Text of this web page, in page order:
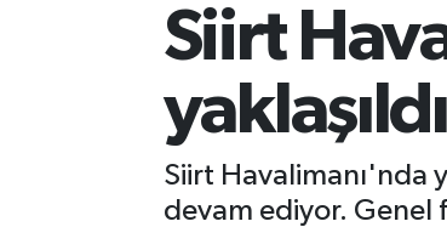
Siirt
yaklaşıldı
Siirt Havalimanı'nda
devam ediyor. Genel